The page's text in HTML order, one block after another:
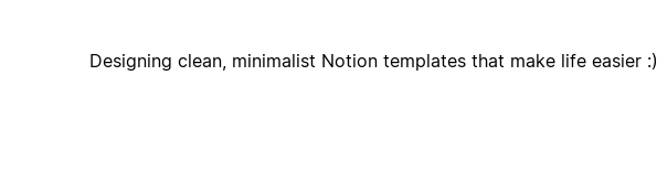
Designing clean, minimalist Notion templates that make life easier :)